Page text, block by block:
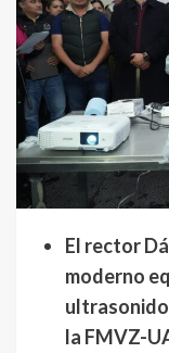
El rector
moderno
la FMVZ-